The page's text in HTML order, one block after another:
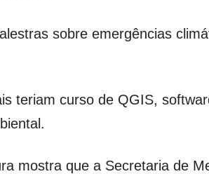
sobre emergências
teriam curso de QGIS,
mostra que a Secretaria de